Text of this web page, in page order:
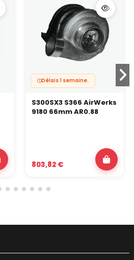
Délais 1 semaine.
S300SX3 S366 AirWerks
9180 66mm AR0.88
803,82 €